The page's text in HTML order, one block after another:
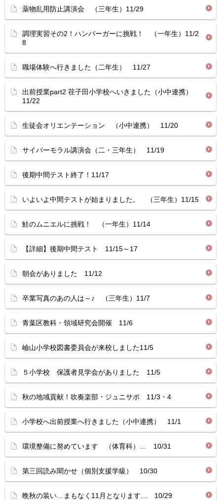
薬物乱用防止講演会 （三年生）11/29
調理実習その2！ハンバーガーに挑戦！ （一年生）11/2
8
職場体験へ行きました（二年生） 11/27
出前授業part2 荏子田小学校へいきました（小中連携）
11/22
生徒会オリエンテーション （小中連携） 11/20
サイバーモラル講演会（二・三年生） 11/19
後期中間テスト終了！11/17
いよいよ中間テストが始まりました。 （三年生）11/15
鮭のムニエルに挑戦！ （一年生）11/14
【詳細】後期中間テスト 11/15～17
朝会がありました 11/12
卒業写真のあの人は～♪ （三年生）11/7
青葉区教科・領域研究会開催 11/6
嶮山小学校図書委員会が来校しました11/5
５小学校 保護者見学会がありました 11/5
秋の地域貢献！吹奏楽部・ジュニサポ 11/3・4
小学校へ出前授業へ行きました（小中連携） 11/1
環境整備に努めています （体育科）… 10/31
第三回読み聞かせ（個別支援学級） 10/30
晩秋の装い…まもなく11月となります… 10/29